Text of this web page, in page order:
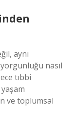
aynı
nasıl
tıbbi
ve toplumsal